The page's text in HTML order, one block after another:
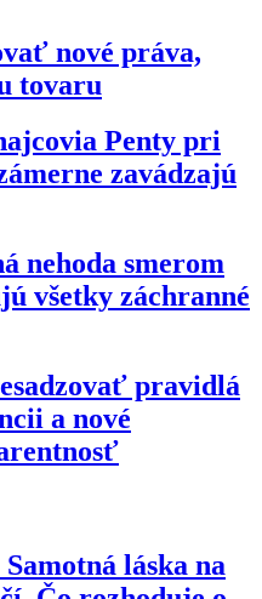
nové práva,
tovaru
Penty pri
zavádzajú
nehoda smerom
všetky záchranné
pravidlá
a nové
láska na